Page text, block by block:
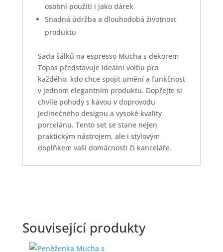
osobní použití i jako dárek
Snadná údržba a dlouhodobá životnost
produktu
Sada šálků na espresso Mucha s dekorem
Topas představuje ideální volbu pro
každého, kdo chce spojit umění a funkčnost
v jednom elegantním produktu. Dopřejte si
chvíle pohody s kávou v doprovodu
jedinečného designu a vysoké kvality
porcelánu. Tento set se stane nejen
praktickým nástrojem, ale i stylovým
doplňkem vaší domácnosti či kanceláře.
Související produkty